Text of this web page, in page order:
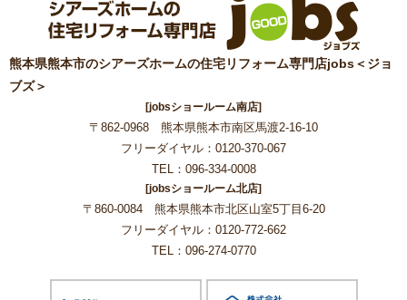
熊本県熊本市のシアーズホームの住宅リフォーム専門店jobs＜ジョ
ブズ＞
[jobsショールーム南店]
〒862-0968 熊本県熊本市南区馬渡2-16-10
フリーダイヤル：0120-370-067
TEL：096-334-0008
[jobsショールーム北店]
〒860-0084 熊本県熊本市北区山室5丁目6-20
フリーダイヤル：0120-772-662
TEL：096-274-0770